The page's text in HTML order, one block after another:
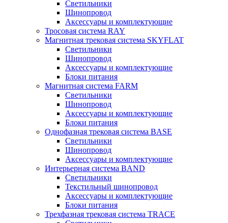
Светильники
Шинопровод
Аксессуары и комплектующие
Тросовая система RAY
Магнитная трековая система SKYFLAT
Светильники
Шинопровод
Аксессуары и комплектующие
Блоки питания
Магнитная система FARM
Светильники
Шинопровод
Аксессуары и комплектующие
Блоки питания
Однофазная трековая система BASE
Светильники
Шинопровод
Аксессуары и комплектующие
Интерьерная система BAND
Светильники
Текстильный шинопровод
Аксессуары и комплектующие
Блоки питания
Трехфазная трековая система TRACE